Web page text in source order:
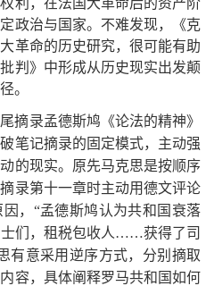
政治与国家。不难发现，《克
革命的历史研究，很可能有助
判》中形成从历史现实出发颠
。
摘录孟德斯鸠《论法的精神》
笔记摘录的固定模式，主动强
的现实。原先马克思是按顺序
录第十一章时主动用德文评论
， “孟德斯鸠认为共和国衰落
们，租税包收人……获得了司
有意采用逆序方式，分别摘取
容，具体阐释罗马共和国如何